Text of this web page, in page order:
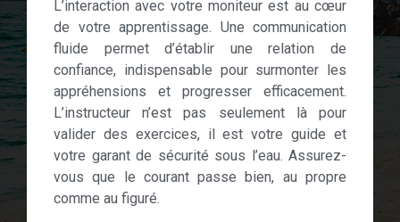
L’interaction avec votre moniteur est au cœur
de votre apprentissage. Une communication
fluide permet d’établir une relation de
confiance, indispensable pour surmonter les
appréhensions et progresser efficacement.
L’instructeur n’est pas seulement là pour
valider des exercices, il est votre guide et
votre garant de sécurité sous l’eau. Assurez-
vous que le courant passe bien, au propre
comme au figuré.